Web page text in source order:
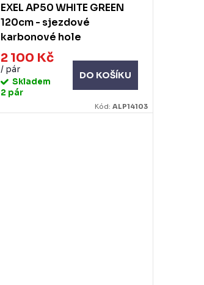
EXEL AP50 WHITE GREEN
120cm - sjezdové
karbonové hole
2 100 Kč
/ pár
Skladem
2 pár
DO KOŠÍKU
Kód: ALP14103